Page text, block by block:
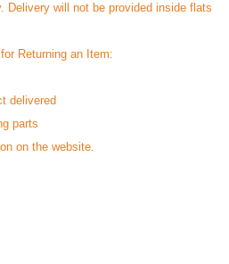
Delivery will not be provided inside flats
Returning an Item:
delivered
parts
on the website.